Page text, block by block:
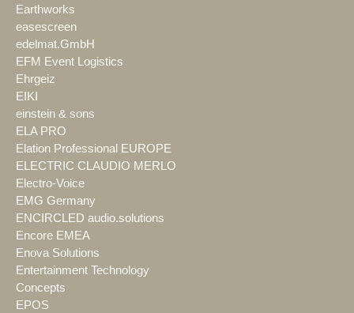
Earthworks
easescreen
edelmat.GmbH
EFM Event Logistics
Ehrgeiz
EIKI
einstein & sons
ELA PRO
Elation Professional EUROPE
ELECTRIC CLAUDIO MERLO
Electro-Voice
EMG Germany
ENCIRCLED audio.solutions
Encore EMEA
Enova Solutions
Entertainment Technology
Concepts
EPOS